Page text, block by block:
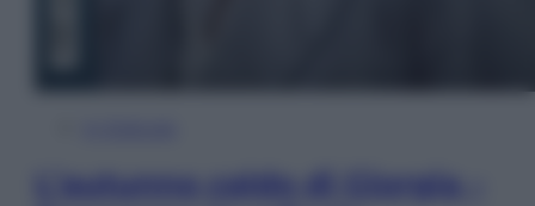
L’autunno caldo di Giorgia –